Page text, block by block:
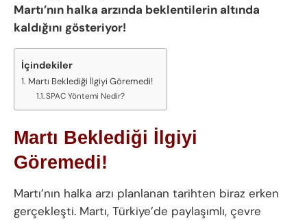
Martı’nın halka arzında beklentilerin altında
kaldığını gösteriyor!
İçindekiler
Martı Beklediği İlgiyi Göremedi!
SPAC Yöntemi Nedir?
Martı Beklediği İlgiyi
Göremedi!
Martı’nın halka arzı planlanan tarihten biraz erken
gerçekleşti. Martı, Türkiye’de paylaşımlı, çevre